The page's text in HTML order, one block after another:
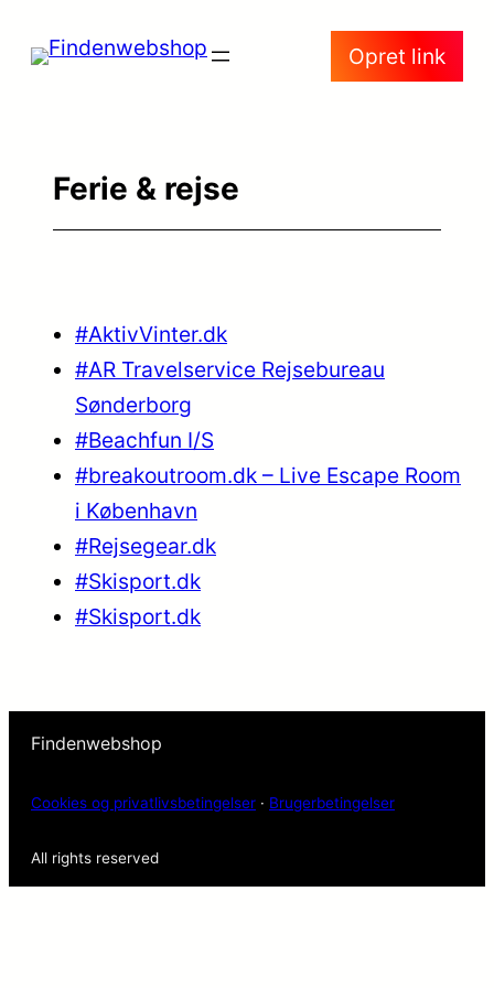
Opret link
Ferie & rejse
#AktivVinter.dk
#AR Travelservice Rejsebureau
Sønderborg
#Beachfun I/S
#breakoutroom.dk – Live Escape Room
i København
#Rejsegear.dk
#Skisport.dk
#Skisport.dk
Findenwebshop
Cookies og privatlivsbetingelser · Brugerbetingelser
All rights reserved